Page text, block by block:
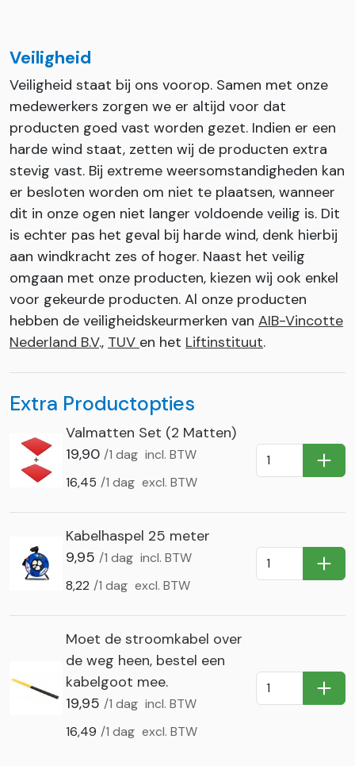
Veiligheid
Veiligheid staat bij ons voorop. Samen met onze
medewerkers zorgen we er altijd voor dat
producten goed vast worden gezet. Indien er een
harde wind staat, zetten wij de producten extra
stevig vast. Bij extreme weersomstandigheden kan
er besloten worden om niet te plaatsen, wanneer
dit in onze ogen niet langer voldoende veilig is. Dit
is echter pas het geval bij harde wind, denk hierbij
aan windkracht zes of hoger. Naast het veilig
omgaan met onze producten, kiezen wij ook enkel
voor gekeurde producten. Al onze producten
hebben de veiligheidskeurmerken van AIB-Vincotte
Nederland B.V., TUV en het Liftinstituut.
Extra Productopties
Valmatten Set (2 Matten)
19,90 /1 dag incl. BTW
16,45 /1 dag excl. BTW
In
Kabelhaspel 25 meter
9,95 /1 dag incl. BTW
8,22 /1 dag excl. BTW
In
Moet de stroomkabel over
de weg heen, bestel een
kabelgoot mee.
19,95 /1 dag incl. BTW
16,49 /1 dag excl. BTW
In